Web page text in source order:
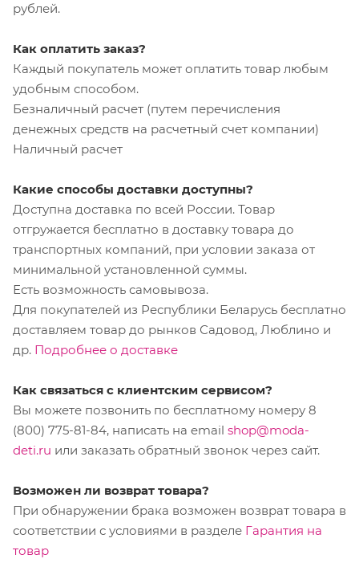
рублей.
Как оплатить заказ?
Каждый покупатель может оплатить товар любым
удобным способом.
Безналичный расчет (путем перечисления
денежных средств на расчетный счет компании)
Наличный расчет
Какие способы доставки доступны?
Доступна доставка по всей России. Товар
отгружается бесплатно в доставку товара до
транспортных компаний, при условии заказа от
минимальной установленной суммы.
Есть возможность самовывоза.
Для покупателей из Республики Беларусь бесплатно
доставляем товар до рынков Садовод, Люблино и
др. Подробнее о доставке
Как связаться с клиентским сервисом?
Вы можете позвонить по бесплатному номеру 8
(800) 775-81-84, написать на email shop@moda-
deti.ru или заказать обратный звонок через сайт.
Возможен ли возврат товара?
При обнаружении брака возможен возврат товара в
соответствии с условиями в разделе Гарантия на
товар